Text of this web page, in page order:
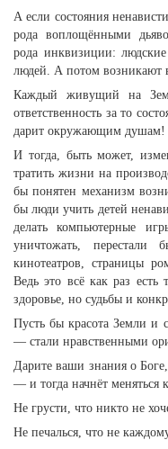
А если состояния
рода воплощёнными
рода инквизиции:
людей. А потом
Каждый живущий на
ответственность за то
дарит окружающим душам!
И тогда, быть может,
тратить жизни на
бы понятен механизм
бы люди учить детей
делать компьютерные
уничтожать, перестали
кинотеатров, страницы
Ведь это всё как раз есть
здоровье, но судьбы и
Пусть бы красота Земли и
— стали нравственными
Дарите ваши знания о
— и тогда начнёт
Не грусти, что никто не
Не печалься, что не